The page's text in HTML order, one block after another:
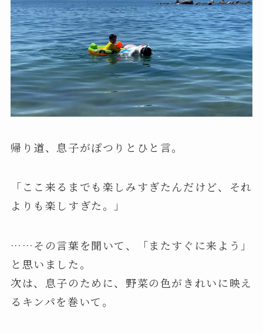
帰り道、息子がぽつりとひと言。
「ここ来るまでも楽しみすぎたんだけど、それ
よりも楽しすぎた。」
……その言葉を聞いて、「またすぐに来よう」
と思いました。
次は、息子のために、野菜の色がきれいに映え
るキンパを巻いて。